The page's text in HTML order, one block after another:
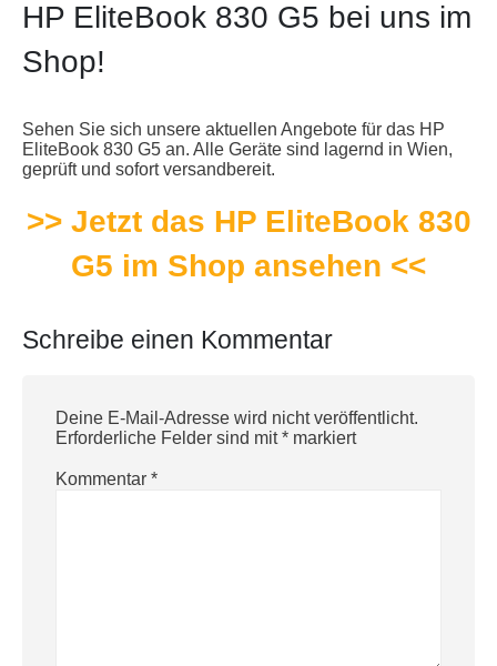
HP EliteBook 830 G5 bei uns im
Shop!
Sehen Sie sich unsere aktuellen Angebote für das HP
EliteBook 830 G5 an. Alle Geräte sind lagernd in Wien,
geprüft und sofort versandbereit.
>> Jetzt das HP EliteBook 830
G5 im Shop ansehen <<
Schreibe einen Kommentar
Deine E-Mail-Adresse wird nicht veröffentlicht.
Erforderliche Felder sind mit* markiert
Kommentar *